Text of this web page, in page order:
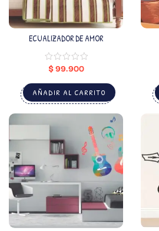
ECUALIZADOR DE AMOR
$99.900
AÑADIR AL CARRITO